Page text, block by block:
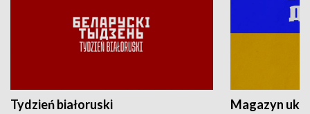
Tydzień białoruski Magazyn